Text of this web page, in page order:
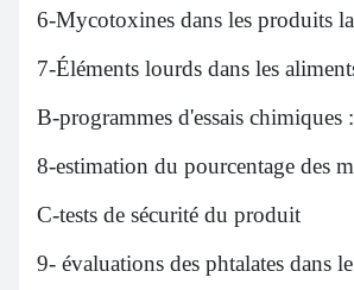
6-Mycotoxines dans les produits
7-Éléments lourds dans les
B-programmes d'essais chimiques :
8-estimation du pourcentage des
C-tests de sécurité du produit
9- évaluations des phtalates dans